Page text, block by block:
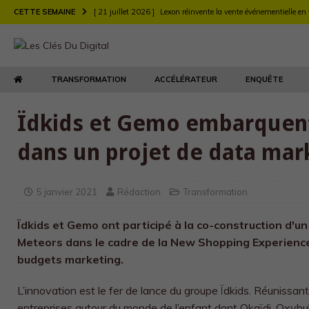
CETTE SEMAINE [ 21 juillet 2026 ] Lexon réinvente la vente événementielle en
TRANSFORMATION
[ 21 juillet 2026 ] Le retour produit : un enjeu de relation
[ 21 juillet 2026 ] Agents d’IA : l’Autorité de la concurrence
TRANSFORMATION ACCÉLÉRATEUR ENQUÊTE
Ïdkids et Gemo
dans un projet de data
5 janvier 2021 Rédaction Transformation
Ïdkids et Gemo ont participé à la co-construction
Meteors dans le cadre de la New Shopping
budgets marketing.
L’innovation est le fer de lance du groupe Ïdkids.